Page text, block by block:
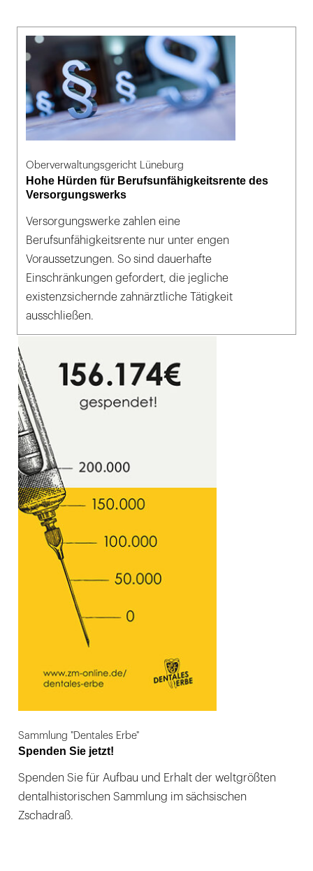
Oberverwaltungsgericht Lüneburg
Hohe Hürden für Berufsunfähigkeitsrente des
Versorgungswerks
Versorgungswerke zahlen eine
Berufsunfähigkeitsrente nur unter engen
Voraussetzungen. So sind dauerhafte
Einschränkungen gefordert, die jegliche
existenzsichernde zahnärztliche Tätigkeit
ausschließen.
Sammlung "Dentales Erbe"
Spenden Sie jetzt!
Spenden Sie für Aufbau und Erhalt der weltgrößten
dentalhistorischen Sammlung im sächsischen
Zschadraß.